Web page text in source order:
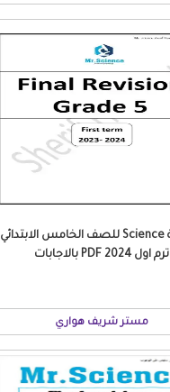
مراجعة Science للصف الخامس الابتدائي
ترم اول 2024 PDF بالاجابات
مستر شريف هواري